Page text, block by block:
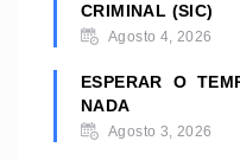
CRIMINAL (SIC)
Agosto 4, 2026
ESPERAR O
NADA
Agosto 3, 2026